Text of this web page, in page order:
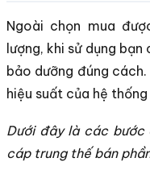
Ngoài chọn mua
lượng, khi sử dụng
bảo dưỡng đúng
hiệu suất của hệ
Dưới đây là các
cáp trung thế bán